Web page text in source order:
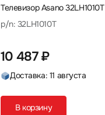
Телевизор Asano 32LH1010T
p/n: 32LH1010T
10 487 ₽
Доставка: 11 августа
В корзину